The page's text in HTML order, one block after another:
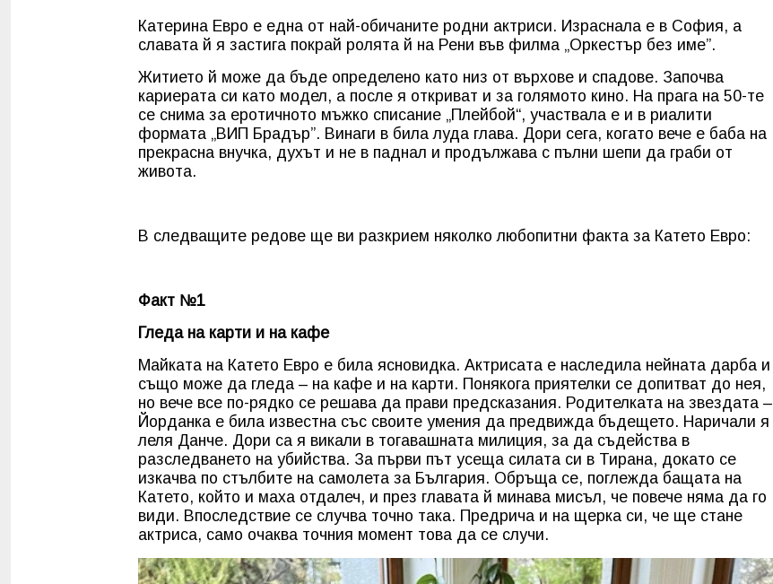
Катерина Евро е една от най-обичаните родни актриси. Израснала е в София, а
славата й я застига покрай ролята й на Рени във филма „Оркестър без име”.
Житието й може да бъде определено като низ от върхове и спадове. Започва
кариерата си като модел, а после я откриват и за голямото кино. На прага на 50-те
се снима за еротичното мъжко списание „Плейбой“, участвала е и в риалити
формата „ВИП Брадър”. Винаги в била луда глава. Дори сега, когато вече е баба на
прекрасна внучка, духът и не в паднал и продължава с пълни шепи да граби от
живота.
В следващите редове ще ви разкрием няколко любопитни факта за Катето Евро:
Факт №1
Гледа на карти и на кафе
Майката на Катето Евро е била ясновидка. Актрисата е наследила нейната дарба и
също може да гледа – на кафе и на карти. Понякога приятелки се допитват до нея,
но вече все по-рядко се решава да прави предсказания. Родителката на звездата –
Йорданка е била известна със своите умения да предвижда бъдещето. Наричали я
леля Данче. Дори са я викали в тогавашната милиция, за да съдейства в
разследването на убийства. За първи път усеща силата си в Тирана, докато се
изкачва по стълбите на самолета за България. Обръща се, поглежда бащата на
Катето, който и маха отдалеч, и през главата й минава мисъл, че повече няма да го
види. Впоследствие се случва точно така. Предрича и на щерка си, че ще стане
актриса, само очаква точния момент това да се случи.